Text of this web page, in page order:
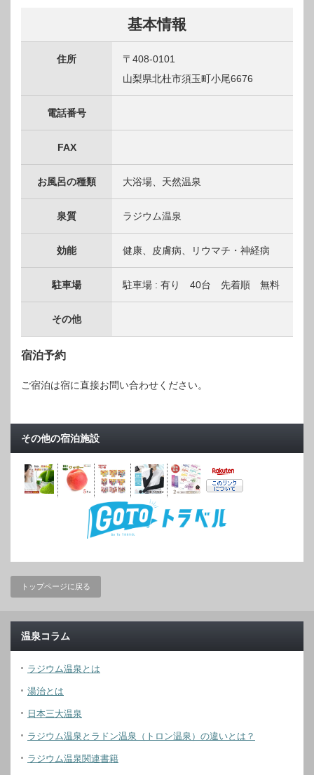
基本情報
住所
〒408-0101
山梨県北杜市須玉町小尾6676
電話番号
FAX
お風呂の種類 大浴場、天然温泉
泉質 ラジウム温泉
効能 健康、皮膚病、リウマチ・神経病
駐車場 駐車場 : 有り 40台 先着順 無料
その他
宿泊予約
ご宿泊は宿に直接お問い合わせください。
その他の宿泊施設
トップページに戻る
温泉コラム
ラジウム温泉とは
湯治とは
日本三大温泉
ラジウム温泉とラドン温泉（トロン温泉）の違いとは？
ラジウム温泉関連書籍